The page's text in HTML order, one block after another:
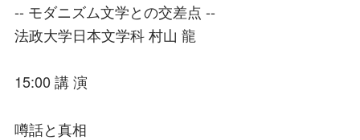
-- モダニズム文学との交差点 --
法政大学日本文学科 村山 龍
15:00 講 演
噂話と真相